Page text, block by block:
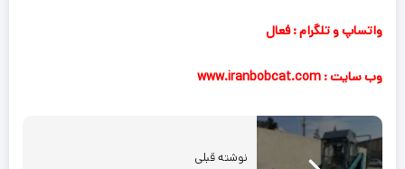
واتساپ و تلگرام : فعال
وب سایت : www.iranbobcat.com
نوشته قبلی